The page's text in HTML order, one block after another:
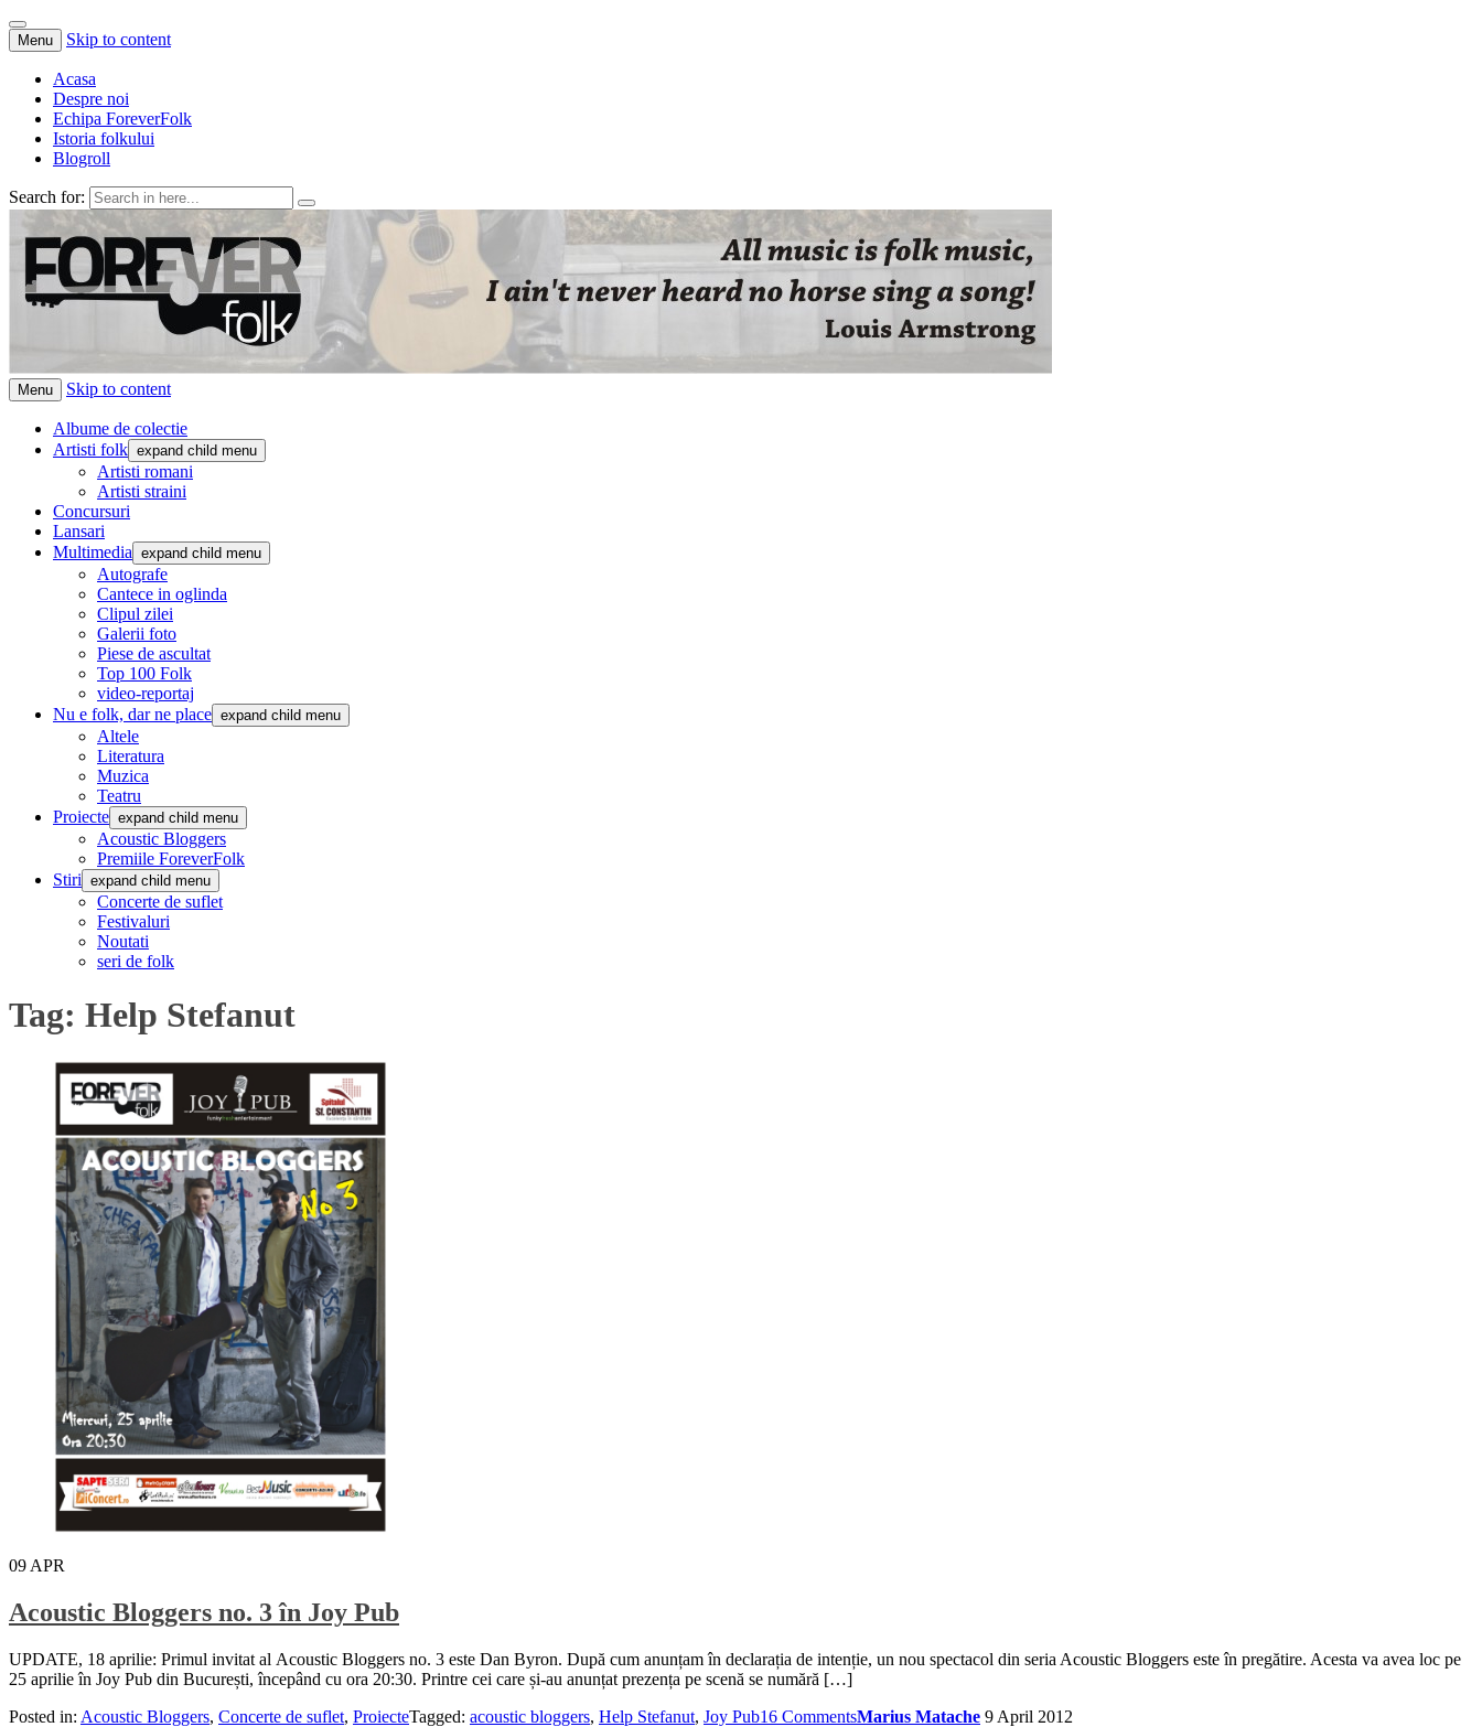
Menu Skip to content
Acasa
Despre noi
Echipa ForeverFolk
Istoria folkului
Blogroll
Search for:
ForeverFolk
Muzica sufletului tau
Menu Skip to content
Albume de colectie
Artisti folk expand child menu
Artisti romani
Artisti straini
Concursuri
Lansari
Multimedia expand child menu
Autografe
Cantece in oglinda
Clipul zilei
Galerii foto
Piese de ascultat
Top 100 Folk
video-reportaj
Nu e folk, dar ne place expand child menu
Altele
Literatura
Muzica
Teatru
Proiecte expand child menu
Acoustic Bloggers
Premiile ForeverFolk
Stiri expand child menu
Concerte de suflet
Festivaluri
Noutati
seri de folk
Tag: Help Stefanut
09 APR
Acoustic Bloggers no. 3 în Joy Pub
UPDATE, 18 aprilie: Primul invitat al Acoustic Bloggers no. 3 este Dan Byron. După cum anunțam în declarația de intenție, un nou spectacol din seria Acoustic Bloggers este în pregătire. Acesta va avea loc pe
25 aprilie în Joy Pub din București, începând cu ora 20:30. Printre cei care și-au anunțat prezența pe scenă se numără […]
Posted in: Acoustic Bloggers, Concerte de suflet, ProiecteTagged: acoustic bloggers, Help Stefanut, Joy Pub16 CommentsMarius Matache 9 April 2012